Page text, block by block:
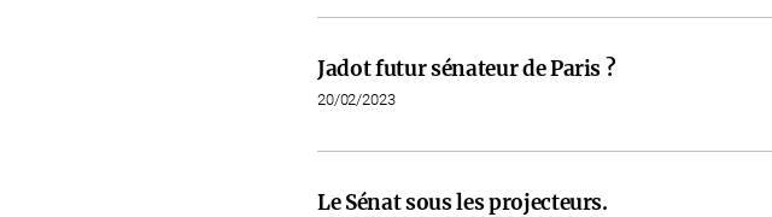
Jadot futur sénateur de Paris ?
20/02/2023
Le Sénat sous les projecteurs.